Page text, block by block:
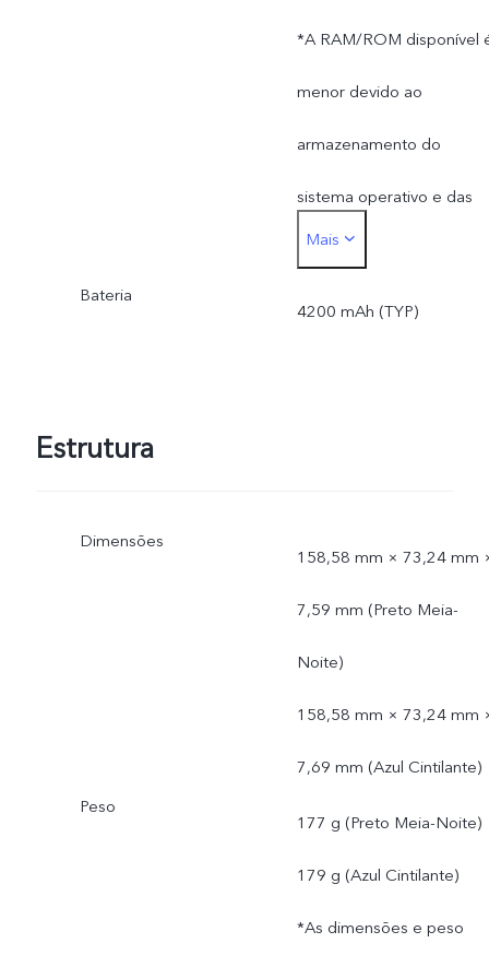
*A RAM/ROM disponível
menor devido ao
armazenamento do
sistema operativo e das
aplicações pré-instaladas.
Mais
Bateria
4200 mAh (TYP)
Estrutura
Dimensões
158,58 mm × 73,24 mm
7,59 mm (Preto Meia-
Noite)
158,58 mm × 73,24 mm
7,69 mm (Azul Cintilante)
Peso
177 g (Preto Meia-Noite)
179 g (Azul Cintilante)
*As dimensões e peso